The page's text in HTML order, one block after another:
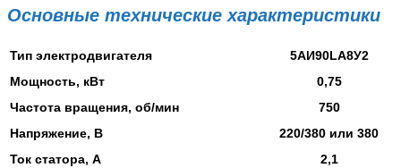
Основные технические характеристики
Тип электродвигателя
5АИ90LA8У2
Мощность, кВт
0,75
Частота вращения, об/мин
750
Напряжение, В
220/380 или 380
Ток статора, А
2,1